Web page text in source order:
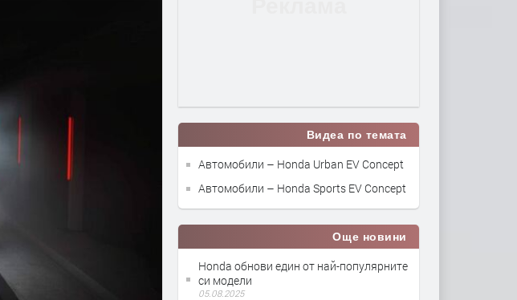
Видеа по темата
Автомобили – Honda Urban EV Concept
Автомобили – Honda Sports EV Concept
Още новини
Honda обнови един от най-популярните
си модели
05.08.2025